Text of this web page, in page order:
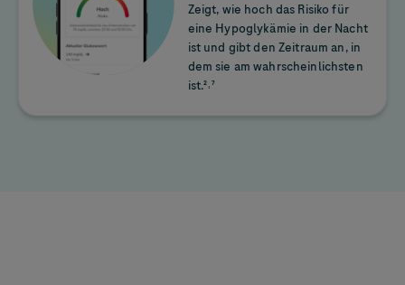
Zeigt, wie hoch das Risiko für
eine Hypoglykämie in der Nacht
ist und gibt den Zeitraum an, in
dem sie am wahrscheinlichsten
ist.²˒⁷